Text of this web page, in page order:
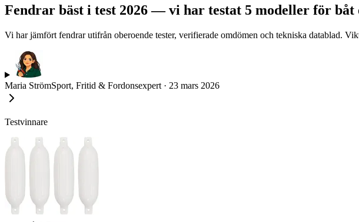
Fendrar bäst i test 2026 — vi har testat 5 modeller för båt
Vi har jämfört fendrar utifrån oberoende tester, verifierade omdömen och tekniska datablad.
Maria StrömSport, Fritid & Fordonsexpert · 23 mars 2026
Testvinnare